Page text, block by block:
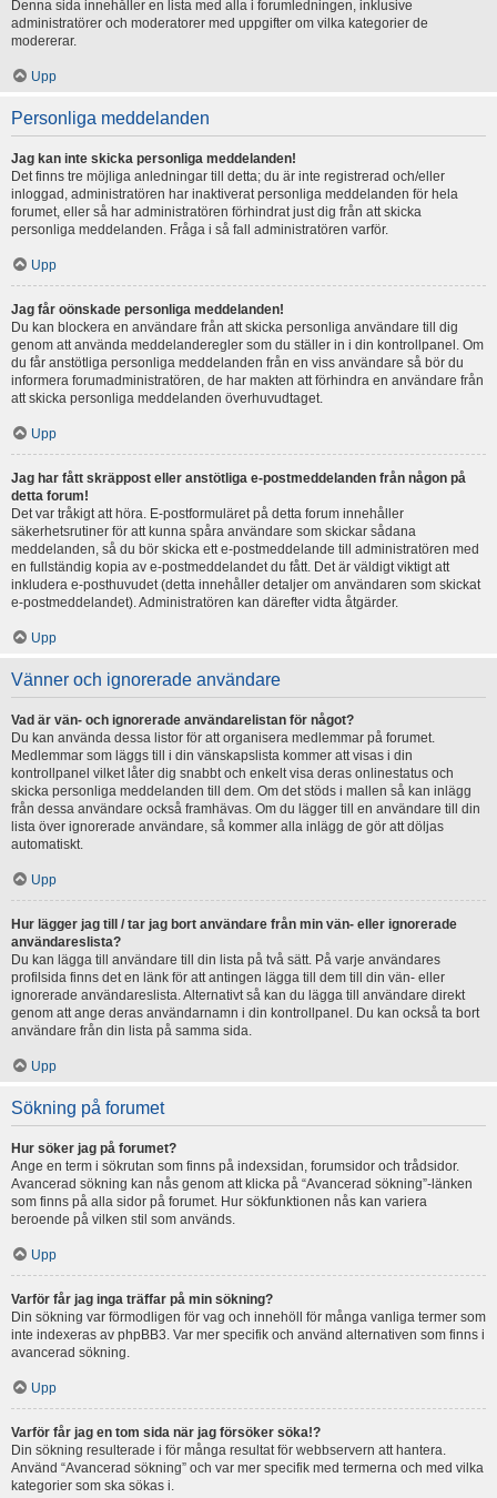
Denna sida innehåller en lista med alla i forumledningen, inklusive
administratörer och moderatorer med uppgifter om vilka kategorier de
modererar.
Upp
Personliga meddelanden
Jag kan inte skicka personliga meddelanden!
Det finns tre möjliga anledningar till detta; du är inte registrerad och/eller
inloggad, administratören har inaktiverat personliga meddelanden för hela
forumet, eller så har administratören förhindrat just dig från att skicka
personliga meddelanden. Fråga i så fall administratören varför.
Upp
Jag får oönskade personliga meddelanden!
Du kan blockera en användare från att skicka personliga användare till dig
genom att använda meddelanderegler som du ställer in i din kontrollpanel. Om
du får anstötliga personliga meddelanden från en viss användare så bör du
informera forumadministratören, de har makten att förhindra en användare från
att skicka personliga meddelanden överhuvudtaget.
Upp
Jag har fått skräppost eller anstötliga e-postmeddelanden från någon på
detta forum!
Det var tråkigt att höra. E-postformuläret på detta forum innehåller
säkerhetsrutiner för att kunna spåra användare som skickar sådana
meddelanden, så du bör skicka ett e-postmeddelande till administratören med
en fullständig kopia av e-postmeddelandet du fått. Det är väldigt viktigt att
inkludera e-posthuvudet (detta innehåller detaljer om användaren som skickat
e-postmeddelandet). Administratören kan därefter vidta åtgärder.
Upp
Vänner och ignorerade användare
Vad är vän- och ignorerade användarelistan för något?
Du kan använda dessa listor för att organisera medlemmar på forumet.
Medlemmar som läggs till i din vänskapslista kommer att visas i din
kontrollpanel vilket låter dig snabbt och enkelt visa deras onlinestatus och
skicka personliga meddelanden till dem. Om det stöds i mallen så kan inlägg
från dessa användare också framhävas. Om du lägger till en användare till din
lista över ignorerade användare, så kommer alla inlägg de gör att döljas
automatiskt.
Upp
Hur lägger jag till / tar jag bort användare från min vän- eller ignorerade
användareslista?
Du kan lägga till användare till din lista på två sätt. På varje användares
profilsida finns det en länk för att antingen lägga till dem till din vän- eller
ignorerade användareslista. Alternativt så kan du lägga till användare direkt
genom att ange deras användarnamn i din kontrollpanel. Du kan också ta bort
användare från din lista på samma sida.
Upp
Sökning på forumet
Hur söker jag på forumet?
Ange en term i sökrutan som finns på indexsidan, forumsidor och trådsidor.
Avancerad sökning kan nås genom att klicka på “Avancerad sökning”-länken
som finns på alla sidor på forumet. Hur sökfunktionen nås kan variera
beroende på vilken stil som används.
Upp
Varför får jag inga träffar på min sökning?
Din sökning var förmodligen för vag och innehöll för många vanliga termer som
inte indexeras av phpBB3. Var mer specifik och använd alternativen som finns i
avancerad sökning.
Upp
Varför får jag en tom sida när jag försöker söka!?
Din sökning resulterade i för många resultat för webbservern att hantera.
Använd “Avancerad sökning” och var mer specifik med termerna och med vilka
kategorier som ska sökas i.